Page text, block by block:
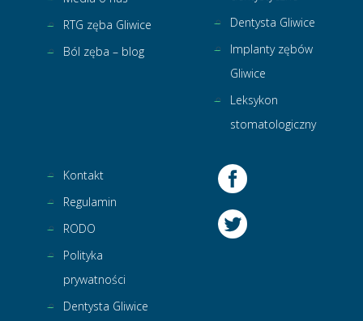
RTG zęba Gliwice
Ból zęba – blog
Dentysta Gliwice
Implanty zębów
Gliwice
Leksykon
stomatologiczny
Kontakt
Regulamin
RODO
Polityka
prywatności
Dentysta Gliwice